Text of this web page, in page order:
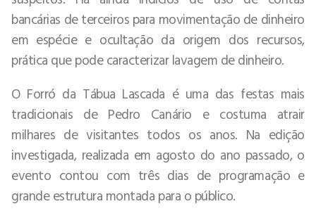
bancárias de terceiros para movimentação de dinheiro
em espécie e ocultação da origem dos recursos,
prática que pode caracterizar lavagem de dinheiro.
O Forró da Tábua Lascada é uma das festas mais
tradicionais de Pedro Canário e costuma atrair
milhares de visitantes todos os anos. Na edição
investigada, realizada em agosto do ano passado, o
evento contou com três dias de programação e
grande estrutura montada para o público.